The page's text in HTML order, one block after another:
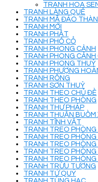
TRANH HOA
TRANH LÀNG QUÊ
TRANH MÃ ĐÁO
TRANH MỚI
TRANH PHẬT
TRANH PHỐ CỔ
TRANH PHONG CẢNH
TRANH PHONG CẢNH
TRANH PHONG THUỶ
TRANH PHƯỢNG
TRANH RỒNG
TRANH SƠN THUỶ
TRANH THEO CHỦ ĐỀ
TRANH THEO PHÒNG
TRANH THƯ PHÁP
TRANH THUẬN BUỒM
TRANH TĨNH VẬT
TRANH TREO PHÒNG
TRANH TREO PHÒNG
TRANH TREO PHÒNG
TRANH TREO PHÒNG
TRANH TREO PHÒNG
TRANH TRỪU TƯỢNG
TRANH TỨ QUÝ